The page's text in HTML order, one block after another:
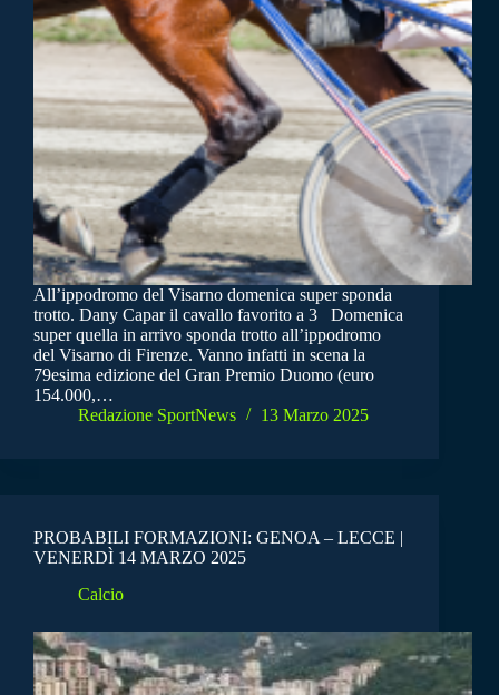
All’ippodromo del Visarno domenica super sponda
trotto. Dany Capar il cavallo favorito a 3 Domenica
super quella in arrivo sponda trotto all’ippodromo
del Visarno di Firenze. Vanno infatti in scena la
79esima edizione del Gran Premio Duomo (euro
154.000,…
Redazione SportNews
13 Marzo 2025
PROBABILI FORMAZIONI: GENOA – LECCE |
VENERDÌ 14 MARZO 2025
Calcio